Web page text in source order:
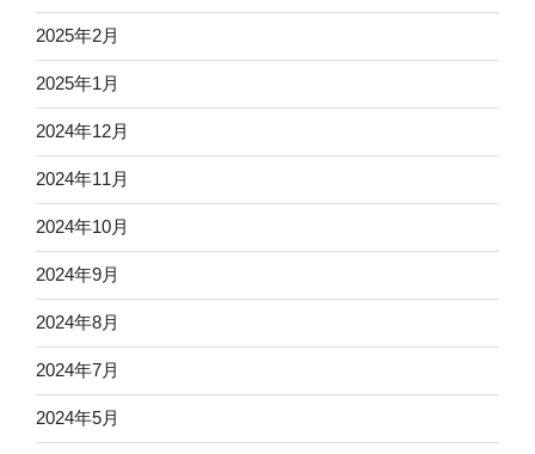
2025年2月
2025年1月
2024年12月
2024年11月
2024年10月
2024年9月
2024年8月
2024年7月
2024年5月